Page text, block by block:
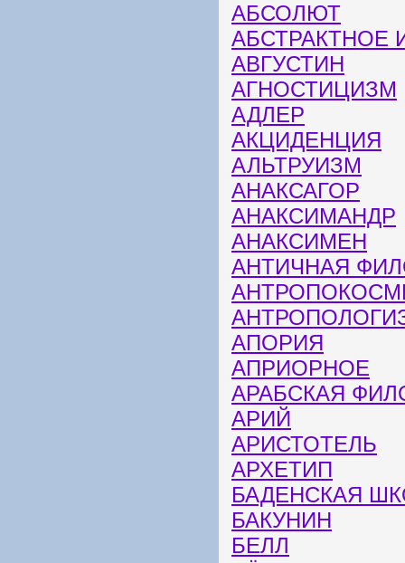
АБСОЛЮТ
АБСТРАКТНОЕ
АВГУСТИН
АГНОСТИЦИЗМ
АДЛЕР
АКЦИДЕНЦИЯ
АЛЬТРУИЗМ
АНАКСАГОР
АНАКСИМАНДР
АНАКСИМЕН
АНТИЧНАЯ
АПОРИЯ
АПРИОРНОЕ
АРАБСКАЯ
АРИЙ
АРИСТОТЕЛЬ
АРХЕТИП
БАДЕНСКАЯ
БАКУНИН
БЕЛЛ